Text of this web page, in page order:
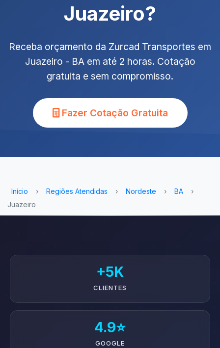
Juazeiro?
Receba orçamento da Zurcad Transportes em
Juazeiro - BA em até 2 horas. Cotação
gratuita e sem compromisso.
Fazer Cotação Gratuita
Início › Regiões Atendidas › Nordeste › BA
›
Juazeiro
+5K
CLIENTES
4.9⭐
GOOGLE